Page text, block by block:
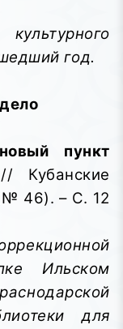
год.
пункт
Кубанские
46). – С. 12
Ильском
для